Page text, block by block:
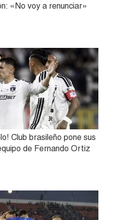
«No voy a renunciar»
Club brasileño pone sus
de Fernando Ortiz